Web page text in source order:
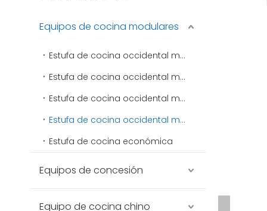
Equipos de cocina modulares
Estufa de cocina occidental modular 400
Estufa de cocina occidental modular 600
Estufa de cocina occidental modular 750
Estufa de cocina occidental modular 900
Estufa de cocina económica
Equipos de concesión
Equipo de cocina chino